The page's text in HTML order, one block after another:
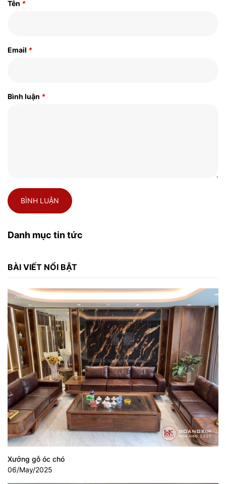
Tên *
Email *
Bình luận *
BÌNH LUẬN
Danh mục tin tức
BÀI VIẾT NỔI BẬT
Xưởng gỗ óc chó
06/May/2025